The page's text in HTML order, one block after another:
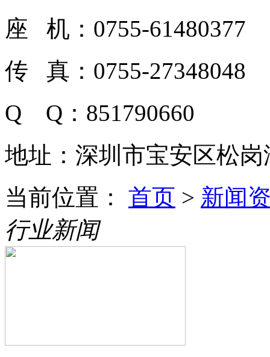
座 机：0755-61480377
传 真：0755-27348048
Q Q：851790660
地址：深圳市宝安区松
当前位置：
首页 > 新闻
行业新闻